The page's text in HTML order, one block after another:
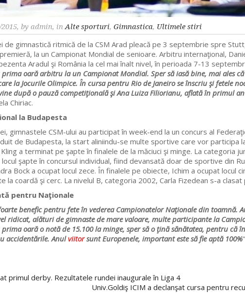
by admin, inAlte sporturi, Gimnastica, Ultimele stiri
de gimnastică ritmică de la CSM Arad pleacă pe 3 septembrie spre
la un Campionat Mondial de senioare. Arbitru internaţional,
Aradul şi România la cel mai înalt nivel, în perioada 7-13
oară arbitru la un Campionat Mondial. Sper să iasă bine, mai ales că
la Jocurile Olimpice. În cursa pentru Rio de Janeiro se înscriu şi fetele
după o pauză competiţională şi Ana Luiza Filiorianu, aflată în primul
Chiriac.
la Budapesta
gimnastele CSM-ului au participat în week-end la un concurs al
de Budapesta, la start aliniindu-se multe sportive care vor participa
a terminat pe şapte în finalele de la măciuci şi minge. La categoria
şapte în concursul individual, fiind devansată doar de sportive din
Bock a ocupat locul zece. În finalele pe obiecte, Ichim a ocupat locul
la coardă şi cerc. La nivelul B, categoria 2002, Carla Fizedean s-a clasat
pentru Naţionale
benefic pentru fete în vederea Campionatelor Naţionale din toamnă.
ridicat, alături de gimnaste de mare valoare, multe participante la
oară o notă de 15.100 la minge, sper să o ţină sănătatea, pentru că
accidentările. Anulviitorsunt Europenele, important este să fie aptă 100%
primul derby. Rezultatele rundei inaugurale în Liga 4
Univ.Goldiş ICIM a declanşat cursa pentru